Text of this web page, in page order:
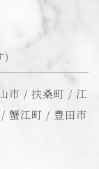
)
市 / 扶桑町 / 江
蟹江町 / 豊田市